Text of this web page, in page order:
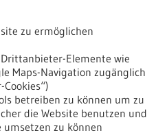
zu ermöglichen
Elemente wie
Maps-Navigation zugänglich
betreiben zu können um zu
die Website benutzen und
zu können